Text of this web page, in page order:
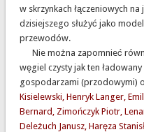
w skrzynkach łączeniowych
dzisiejszego służyć jako
przewodów.
Nie można zapomnieć
węgiel czysty jak ten
gospodarzami (przodowymi)
Kisielewski, Henryk Langer,
Bernard, Zimończyk Piotr,
Deleżuch Janusz, Haręza